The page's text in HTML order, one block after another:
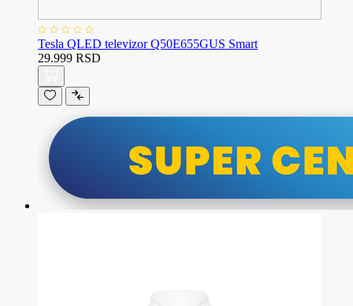
Tesla QLED televizor Q50E655GUS Smart
29.999 RSD